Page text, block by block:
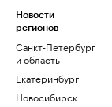
Новости
регионов
Санкт-Петербург
и область
Екатеринбург
Новосибирск